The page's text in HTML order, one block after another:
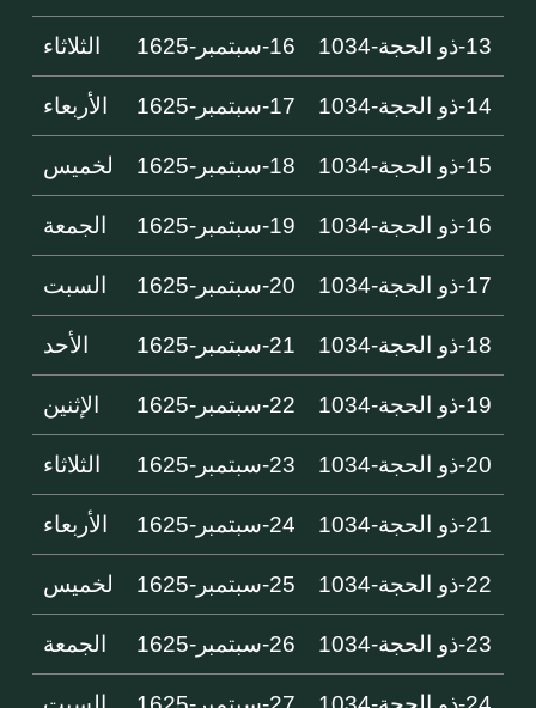
13-ذو الحجة-1034 16-سبتمبر-1625 الثلاثاء
14-ذو الحجة-1034 17-سبتمبر-1625 الأربعاء
15-ذو الحجة-1034 18-سبتمبر-1625 لخميس
16-ذو الحجة-1034 19-سبتمبر-1625 الجمعة
17-ذو الحجة-1034 20-سبتمبر-1625 السبت
18-ذو الحجة-1034 21-سبتمبر-1625 الأحد
19-ذو الحجة-1034 22-سبتمبر-1625 الإثنين
20-ذو الحجة-1034 23-سبتمبر-1625 الثلاثاء
21-ذو الحجة-1034 24-سبتمبر-1625 الأربعاء
22-ذو الحجة-1034 25-سبتمبر-1625 لخميس
23-ذو الحجة-1034 26-سبتمبر-1625 الجمعة